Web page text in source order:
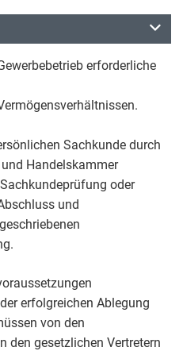
erforderliche
Sachkunde durch
Handelskammer
oder
und
erfolgreichen Ablegung
von den
den gesetzlichen Vertretern